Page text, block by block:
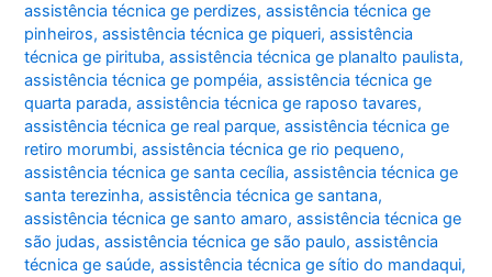
assistência técnica ge perdizes,assistência técnica ge
pinheiros,assistência técnica ge piqueri,assistência
técnica ge pirituba,assistência técnica ge planalto paulista,
assistência técnica ge pompéia,assistência técnica ge
quarta parada,assistência técnica ge raposo tavares,
assistência técnica ge real parque,assistência técnica ge
retiro morumbi,assistência técnica ge rio pequeno,
assistência técnica ge santa cecília,assistência técnica ge
santa terezinha,assistência técnica ge santana,
assistência técnica ge santo amaro,assistência técnica ge
são judas,assistência técnica ge são paulo,assistência
técnica ge saúde,assistência técnica ge sítio do mandaqui,